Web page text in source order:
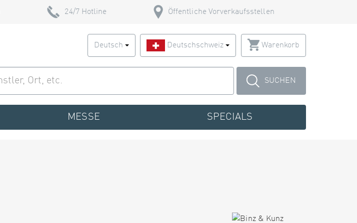
24/7 Hotline Öffentliche Vorverkaufsstellen
Deutsch Deutschschweiz Warenkorb
SUCHEN
MESSE SPECIALS